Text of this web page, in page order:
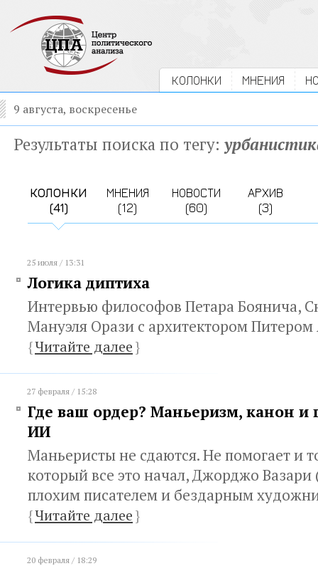
КОЛОНКИ МНЕНИЯ
9 августа, воскресенье
Результаты поиска по тегу:
КОЛОНКИ
(41)
МНЕНИЯ
(12)
НОВОСТИ
(60)
АРХИВ
(3)
25 июля / 13:31
Логика диптиха
Интервью философов Петара Боянича,
Мануэля Орази с архитектором
{Читайте далее}
27 февраля / 15:28
Где ваш ордер? Маньеризм, канон и
ИИ
Маньеристы не сдаются. Не помогает и
который все это начал, Джорджо Вазари
плохим писателем и бездарным
{Читайте далее}
20 февраля / 18:29